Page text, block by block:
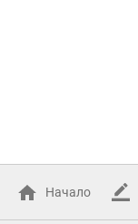
Начало